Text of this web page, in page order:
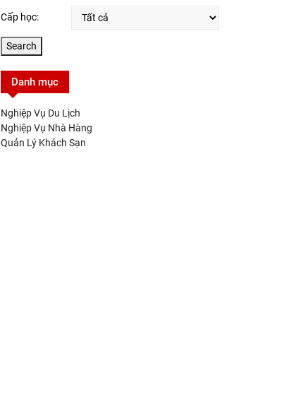
Cấp học:
Danh mục
Nghiệp Vụ Du Lịch
Nghiệp Vụ Nhà Hàng
Quản Lý Khách Sạn